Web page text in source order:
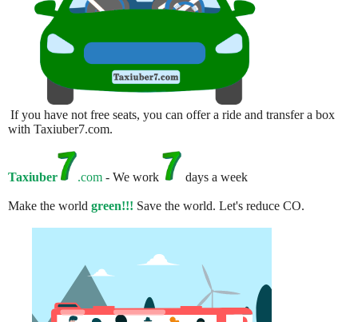
If you have not free seats, you can offer a ride and transfer a box
with Taxiuber7.com.
Taxiuber .com - We work days a week
Make the world green!!! Save the world. Let's reduce CO.